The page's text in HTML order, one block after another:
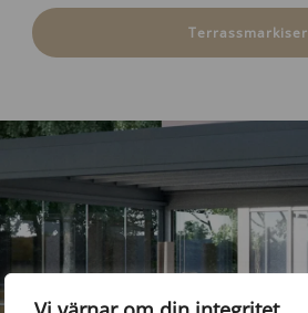
Terrassmarkiser